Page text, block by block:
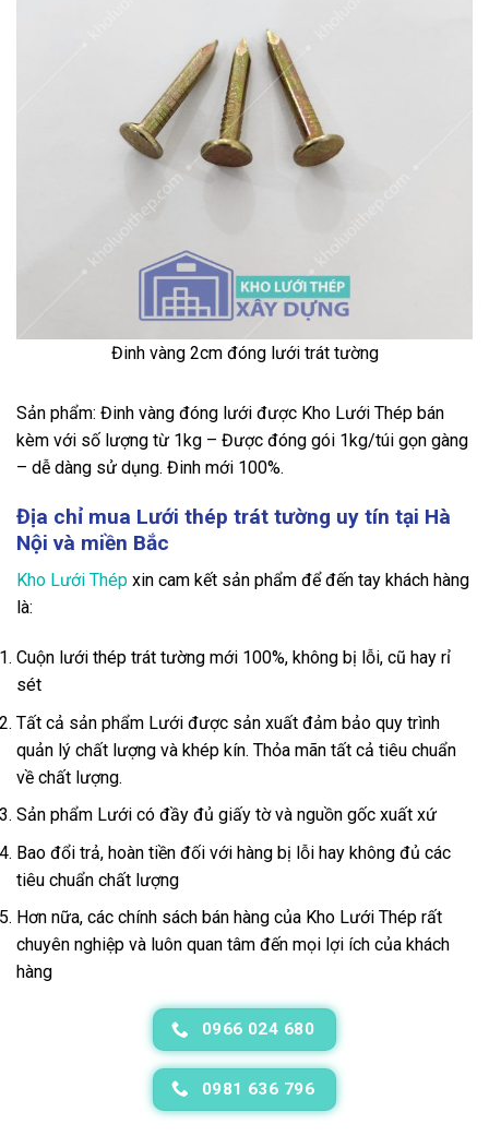
Đinh vàng 2cm đóng lưới trát tường
Sản phẩm: Đinh vàng đóng lưới được Kho Lưới Thép bán
kèm với số lượng từ 1kg – Được đóng gói 1kg/túi gọn gàng
– dễ dàng sử dụng. Đinh mới 100%.
Địa chỉ mua Lưới thép trát tường uy tín tại Hà
Nội và miền Bắc
Kho Lưới Thép xin cam kết sản phẩm để đến tay khách hàng
là:
Cuộn lưới thép trát tường mới 100%, không bị lỗi, cũ hay rỉ
sét
Tất cả sản phẩm Lưới được sản xuất đảm bảo quy trình
quản lý chất lượng và khép kín. Thỏa mãn tất cả tiêu chuẩn
về chất lượng.
Sản phẩm Lưới có đầy đủ giấy tờ và nguồn gốc xuất xứ
Bao đổi trả, hoàn tiền đối với hàng bị lỗi hay không đủ các
tiêu chuẩn chất lượng
Hơn nữa, các chính sách bán hàng của Kho Lưới Thép rất
chuyên nghiệp và luôn quan tâm đến mọi lợi ích của khách
hàng
0966 024 680
0981 636 796